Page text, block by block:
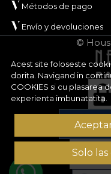
Acest site foloseste
dorita. Navigand in
COOKIES si cu plasarea
experienta imbunatatita.
Solo las
Métodos de pago
Envío y devoluciones
©